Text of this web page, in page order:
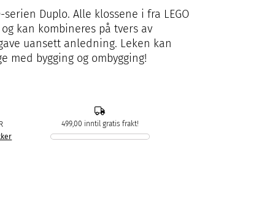
serien Duplo. Alle klossene i fra LEGO
kan kombineres på tvers av
uansett anledning. Leken kan
med bygging og ombygging!
499,00 inntil gratis frakt!